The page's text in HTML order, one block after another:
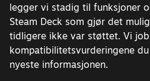
legger vi stadig til funksjoner
Steam Deck som gjør det
tidligere ikke var støttet. Vi
kompatibilitetsvurderingene
nyeste informasjonen.